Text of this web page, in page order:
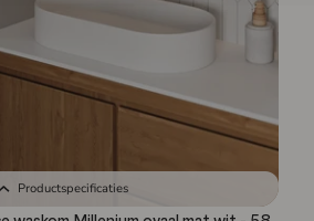
Productspecificaties